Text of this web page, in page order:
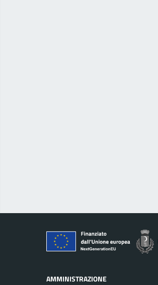
AMMINISTRAZIONE